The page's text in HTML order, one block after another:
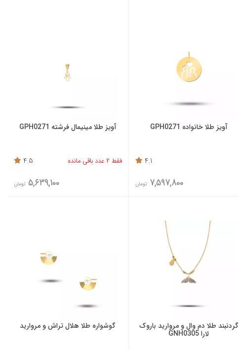
آویز طلا خانواده GPH0271
4.1
7,597,800 تومان
آویز طلا مینیمال فرشته GPH0271
فقط 2 عدد باقی مانده 4.5
5,639,100 تومان
گردنبند طلا دم وال و مروارید باروک
لارا GNH0305
گوشواره طلا هلال تراش و مروارید